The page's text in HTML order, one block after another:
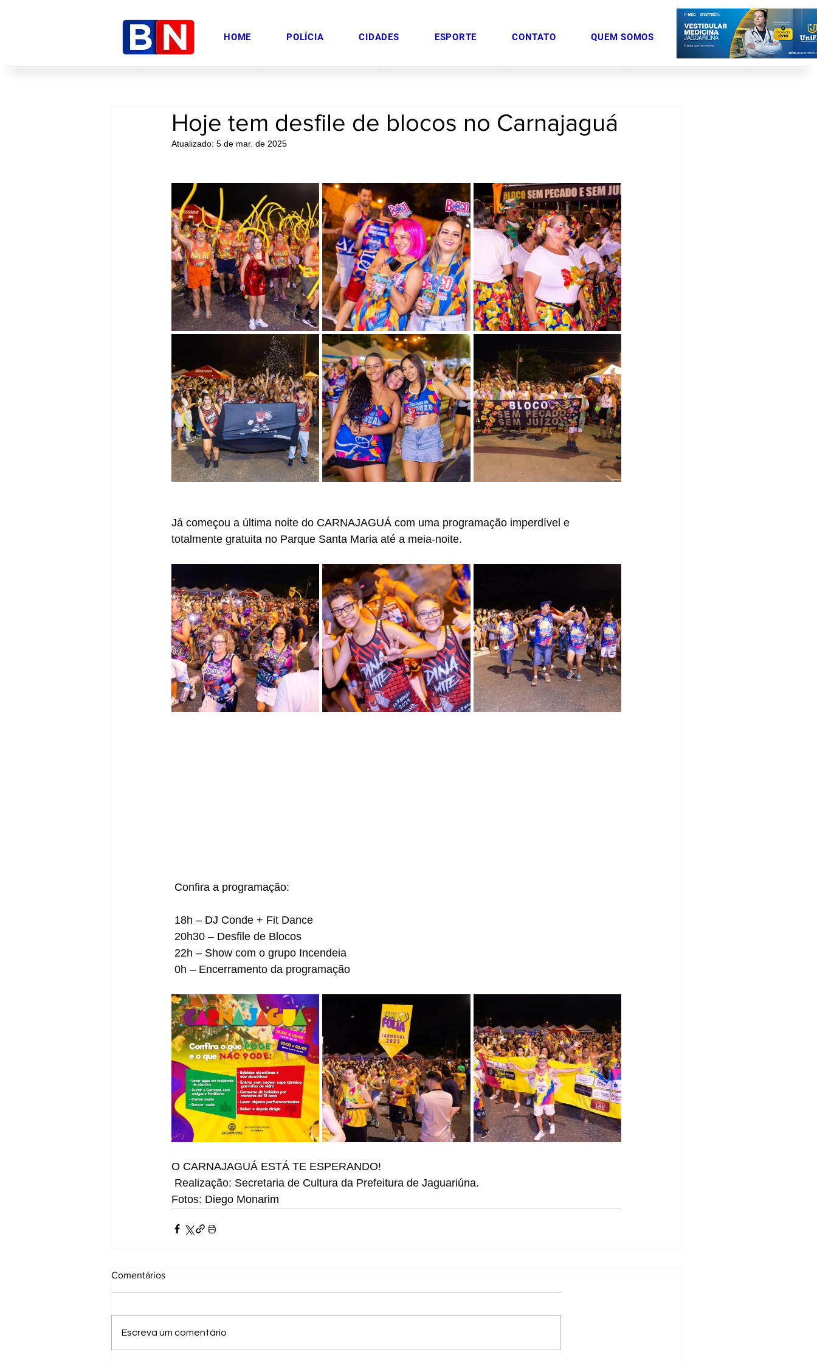
HOME POLÍCIA CIDADES ESPORTE CONTATO QUEM SOMOS
Hoje tem desfile de blocos no Carnajaguá
Atualizado: 5 de mar. de 2025
Já começou a última noite do CARNAJAGUÁ com uma programação imperdível e
totalmente gratuita no Parque Santa Maria até a meia-noite.
Confira a programação:
18h – DJ Conde + Fit Dance
20h30 – Desfile de Blocos
22h – Show com o grupo Incendeia
0h – Encerramento da programação
O CARNAJAGUÁ ESTÁ TE ESPERANDO!
Realização: Secretaria de Cultura da Prefeitura de Jaguariúna.
Fotos: Diego Monarim
Comentários
Escreva um comentário